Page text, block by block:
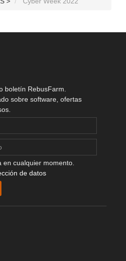
boletín RebusFarm.
sobre software, ofertas
en cualquier momento.
de datos